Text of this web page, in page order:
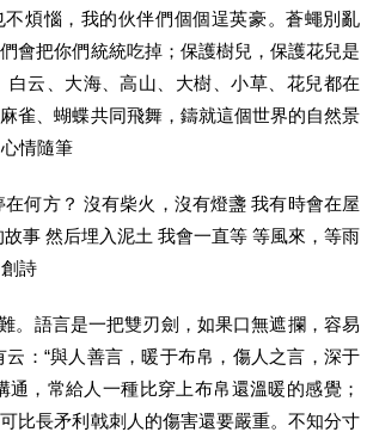
煩惱，我的伙伴們個個逞英豪。蒼蠅別亂
會把你們統統吃掉；保護樹兒，保護花兒是
云、大海、高山、大樹、小草、花兒都在
雀、蝴蝶共同飛舞，鑄就這個世界的自然景
情隨筆
何方？ 沒有柴火，沒有燈盞 我有時會在屋
事 然后埋入泥土 我會一直等 等風來，等雨
詩
。語言是一把雙刃劍，如果口無遮攔，容易
：“與人善言，暖于布帛，傷人之言，深于
通，常給人一種比穿上布帛還溫暖的感覺；
比長矛利戟刺人的傷害還要嚴重。不知分寸